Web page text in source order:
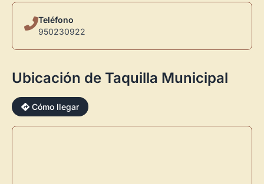
Teléfono
950230922
Ubicación de Taquilla Municipal
Cómo llegar